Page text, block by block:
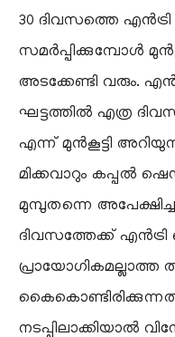
30 ദിവസത്തെ
സമർപ്പിക്കുമ്പോൾ
അടക്കേണ്ടി വരും.
ഘട്ടത്തിൽ എത്ര
എന്ന് മുൻകൂട്ടി
മിക്കവാറും കപ്പൽ
മുമ്പുതന്നെ
ദിവസത്തേക്ക് എൻട്രി
നടപ്പിലാക്കിയാൽ